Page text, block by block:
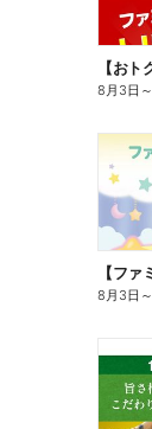
8月3日 ～
8月3日 ～